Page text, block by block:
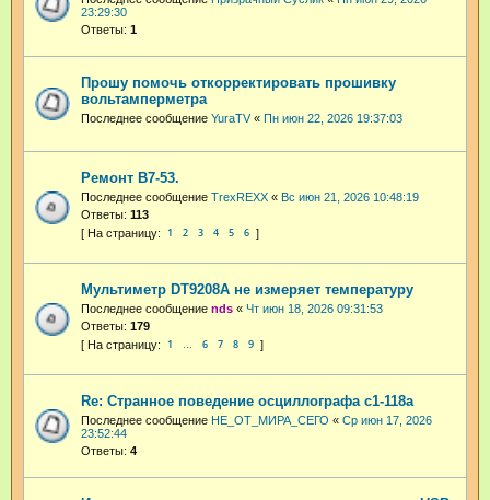
23:29:30
Ответы: 1
Прошу помочь откорректировать прошивку
вольтамперметра
Последнее сообщение YuraTV« Пн июн 22, 2026 19:37:03
Ремонт В7-53.
Последнее сообщение TrexREXX « Вс июн 21, 2026 10:48:19
Ответы: 113
1 2 3 4 5 6
Мультиметр DT9208A не измеряет температуру
Последнее сообщение nds « Чт июн 18, 2026 09:31:53
Ответы: 179
1 6 7 8 9
Re: Странное поведение осциллографа с1-118а
Последнее сообщение НЕ_ОТ_МИРА_СЕГО « Ср июн 17, 2026
23:52:44
Ответы: 4